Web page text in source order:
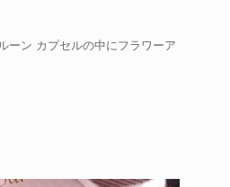
ン カプセルの中にフラワーア